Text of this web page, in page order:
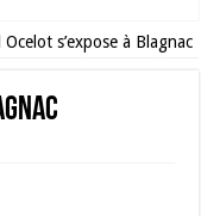
incontournable de
Ocelot s’expose à Blagnac